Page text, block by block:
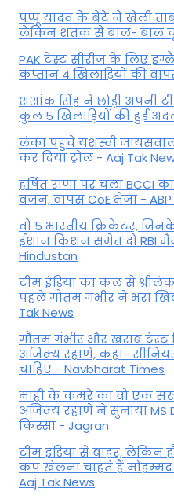
पप्पू यादव के बेटे ने खेली
लेकिन शतक से बाल- बाल
PAK टेस्ट सीरीज के लिए
कप्तान 4 खिलाड़ियों की
शशांक सिंह ने छोड़ी अपनी
कुल 5 खिलाड़ियों की हुई
लंका पहुंचे यशस्वी
कर द‍िया ट्रोल - Aaj Tak
हर्षित राणा पर चला BCCI
वजन, वापस CoE भेजा - ABP
वो 5 भारतीय क्रिकेटर,
ईशान किशन समेत दो RBI
Hindustan
टीम इंडिया का कल से
पहले गौतम गंभीर ने भरा
Tak News
गौतम गंभीर और खराब
अजिंक्य रहाणे, कहा-
चाहिए - Navbharat Times
माही के कमरे का वो एक
अजिंक्‍य रहाणे ने सुनाया MS
किस्सा - Jagran
टीम इंडिया से बाहर, लेकिन
कप खेलना चाहते हैं
Aaj Tak News